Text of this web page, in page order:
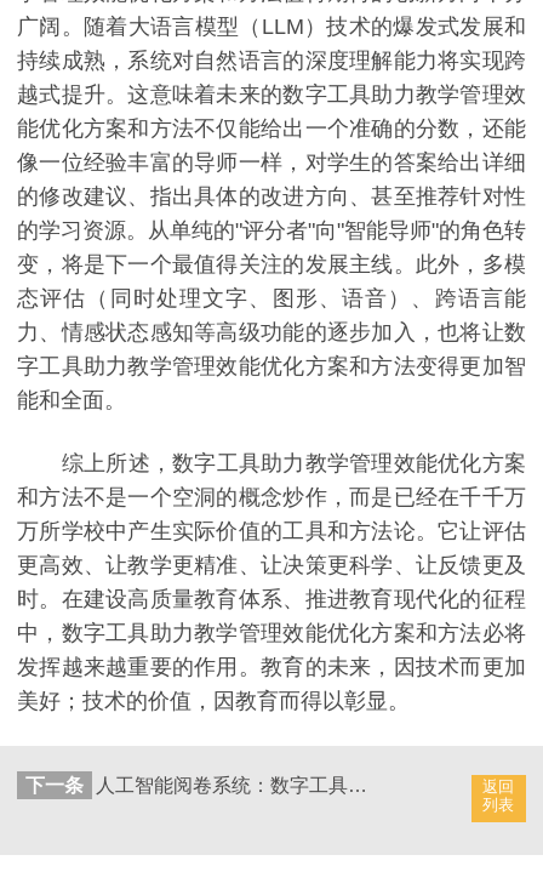
广阔。随着大语言模型（LLM）技术的爆发式发展和
持续成熟，系统对自然语言的深度理解能力将实现跨
越式提升。这意味着未来的数字工具助力教学管理效
能优化方案和方法不仅能给出一个准确的分数，还能
像一位经验丰富的导师一样，对学生的答案给出详细
的修改建议、指出具体的改进方向、甚至推荐针对性
的学习资源。从单纯的"评分者"向"智能导师"的角色转
变，将是下一个最值得关注的发展主线。此外，多模
态评估（同时处理文字、图形、语音）、跨语言能
力、情感状态感知等高级功能的逐步加入，也将让数
字工具助力教学管理效能优化方案和方法变得更加智
能和全面。
综上所述，数字工具助力教学管理效能优化方案
和方法不是一个空洞的概念炒作，而是已经在千千万
万所学校中产生实际价值的工具和方法论。它让评估
更高效、让教学更精准、让决策更科学、让反馈更及
时。在建设高质量教育体系、推进教育现代化的征程
中，数字工具助力教学管理效能优化方案和方法必将
发挥越来越重要的作用。教育的未来，因技术而更加
美好；技术的价值，因教育而得以彰显。
返回
列表
下一条 人工智能阅卷系统：数字工具助力教学管理效能卓越方案和方法